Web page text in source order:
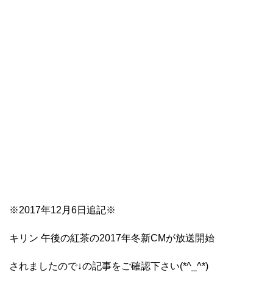
※2017年12月6日追記※
キリン 午後の紅茶の2017年冬新CMが放送開始
されましたので↓の記事をご確認下さい(*^_^*)